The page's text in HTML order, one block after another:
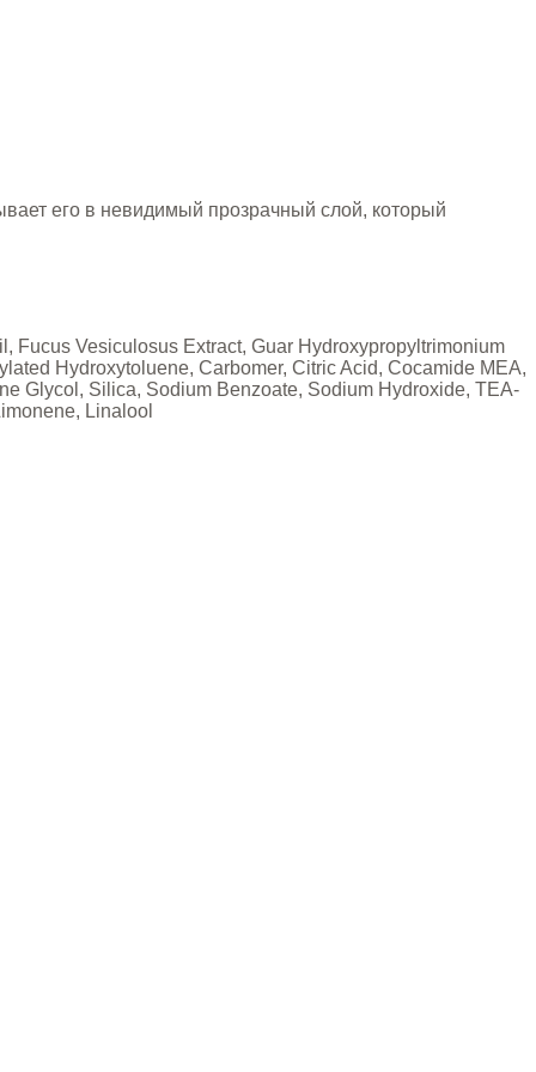
его в невидимый прозрачный слой, который
Fucus Vesiculosus Extract, Guar Hydroxypropyltrimonium
Hydroxytoluene, Carbomer, Citric Acid, Cocamide MEA,
Glycol, Silica, Sodium Benzoate, Sodium Hydroxide, TEA-
Linalool